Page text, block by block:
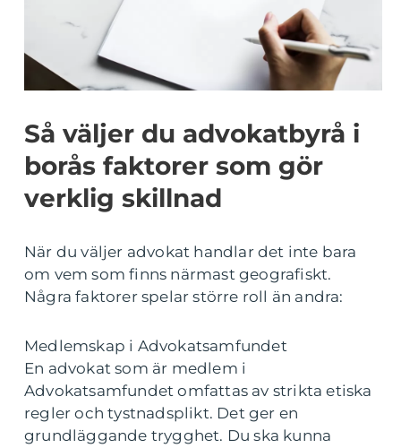
Så väljer du advokatbyrå i
borås faktorer som gör
verklig skillnad
När du väljer advokat handlar det inte bara
om vem som finns närmast geografiskt.
Några faktorer spelar större roll än andra:
Medlemskap i Advokatsamfundet
En advokat som är medlem i
Advokatsamfundet omfattas av strikta etiska
regler och tystnadsplikt. Det ger en
grundläggande trygghet. Du ska kunna